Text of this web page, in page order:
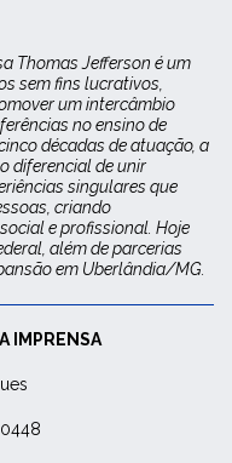
Thomas Jefferson é um
sem fins lucrativos,
um intercâmbio
no ensino de
décadas de atuação, a
diferencial de unir
singulares que
criando
e profissional. Hoje
além de parcerias
em Uberlândia/MG.
IMPRENSA